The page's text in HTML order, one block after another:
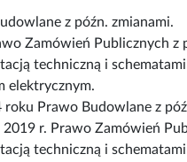
z późn. zmianami.
Zamówień Publicznych z
techniczną i
elektrycznym.
Prawo Budowlane z
r. Prawo Zamówień
techniczną i